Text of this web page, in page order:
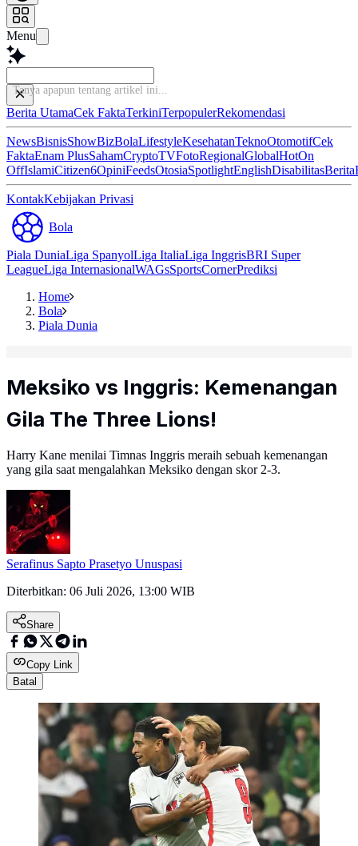
Menu
Tanya apapun t
Berita UtamaCek FaktaTerkiniTerpopulerRekomendasi
NewsBisnisShowBizBolaLifestyleKesehatanTeknoOtomotifCek
FaktaEnam PlusSahamCryptoTVFotoRegionalGlobalHotOn
OffIslamiCitizen6OpiniFeedsOtosiaSpotlightEnglishDisabilitasBerita
KontakKebijakan Privasi
Bola
Piala DuniaLiga SpanyolLiga ItaliaLiga InggrisBRI Super
LeagueLiga InternasionalWAGsSportsCornerPrediksi
Home
Bola
Piala Dunia
Meksiko vs Inggris: Kemenangan
Gila The Three Lions!
Harry Kane menilai Timnas Inggris meraih sebuah kemenangan
yang gila saat mengalahkan Meksiko dengan skor 2-3.
Serafinus Sapto Prasetyo Unuspasi
Diterbitkan: 06 Juli 2026, 13:00 WIB
Share
Copy Link
Batal